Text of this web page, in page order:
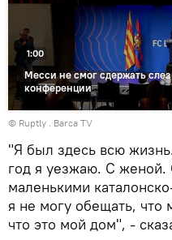
Месси не смог сдержать
конференции
1:00
© Ruptly . Barca TV
"Я был здесь всю
год я уезжаю. С
маленькими
я не могу обещать,
что это мой дом", -